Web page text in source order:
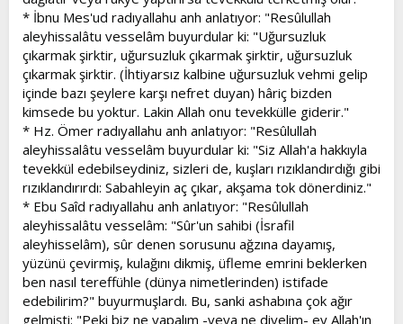
* İbnu Mes'ud radıyallahu anh anlatıyor: "Resûlullah
aleyhissalâtu vesselâm buyurdular ki: "Uğursuzluk
çıkarmak şirktir, uğursuzluk çıkarmak şirktir, uğursuzluk
çıkarmak şirktir. (İhtiyarsız kalbine uğursuzluk vehmi gelip
içinde bazı şeylere karşı nefret duyan) hâriç bizden
kimsede bu yoktur. Lakin Allah onu tevekkülle giderir."
* Hz. Ömer radıyallahu anh anlatıyor: "Resûlullah
aleyhissalâtu vesselâm buyurdular ki: "Siz Allah'a hakkıyla
tevekkül edebilseydiniz, sizleri de, kuşları rızıklandırdığı gibi
rızıklandırırdı: Sabahleyin aç çıkar, akşama tok dönerdiniz."
* Ebu Saîd radıyallahu anh anlatıyor: "Resûlullah
aleyhissalâtu vesselâm: "Sûr'un sahibi (İsrafil
aleyhisselâm), sûr denen sorusunu ağzına dayamış,
yüzünü çevirmiş, kulağını dikmiş, üfleme emrini beklerken
ben nasıl tereffühle (dünya nimetlerinden) istifade
edebilirim?" buyurmuşlardı. Bu, sanki ashabına çok ağır
gelmişti: "Peki biz ne yapalım -veya ne diyelim- ey Allah'ın